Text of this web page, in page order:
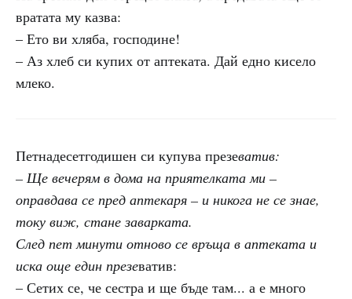
вратата му казва:
– Ето ви хляба, господине!
– Аз хлеб си купих от аптеката. Дай едно кисело
млеко.
Петнадесетгодишен си купува презеватив:
– Ще вечерям в дома на приятелката ми –
оправдава се пред аптекаря – и никога не се знае,
току виж, стане заварката.
След пет минути отново се връща в аптеката и
иска още един презеватив:
– Сетих се, че сестра и ще бъде там... а е много